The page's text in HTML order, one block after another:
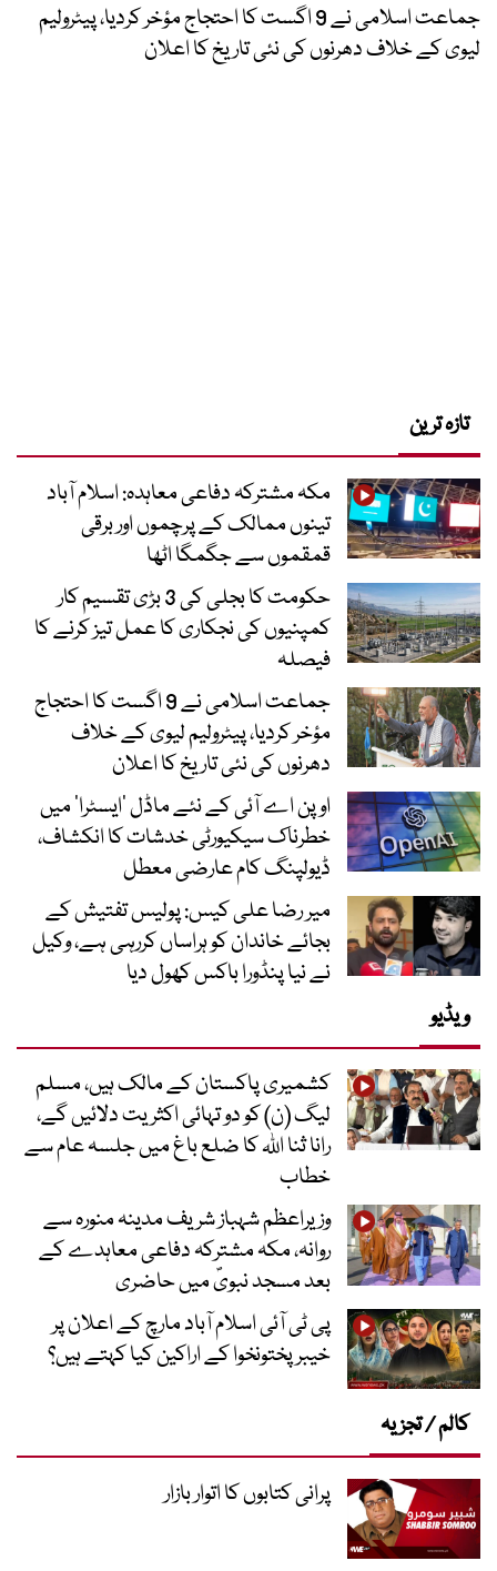
جماعت اسلامی نے 9 اگست کا احتجاج مؤخر کردیا، پیٹرولیم
لیوی کے خلاف دھرنوں کی نئی تاریخ کا اعلان
تازہ ترین
مکہ مشترکہ دفاعی معاہدہ: اسلام آباد
تینوں ممالک کے پرچموں اور برقی
قمقموں سے جگمگا اٹھا
حکومت کا بجلی کی 3 بڑی تقسیم کار
کمپنیوں کی نجکاری کا عمل تیز کرنے کا
فیصلہ
جماعت اسلامی نے 9 اگست کا احتجاج
مؤخر کردیا، پیٹرولیم لیوی کے خلاف
دھرنوں کی نئی تاریخ کا اعلان
اوپن اے آئی کے نئے ماڈل ’ایسٹرا‘ میں
خطرناک سیکیورٹی خدشات کا انکشاف،
ڈیولپنگ کام عارضی معطل
میر رضا علی کیس: پولیس تفتیش کے
بجائے خاندان کو ہراساں کررہی ہے، وکیل
نے نیا پنڈورا باکس کھول دیا
ویڈیو
کشمیری پاکستان کے مالک ہیں، مسلم
لیگ (ن) کو دو تہائی اکثریت دلائیں گے،
رانا ثنا اللہ کا ضلع باغ میں جلسہ عام سے
خطاب
وزیراعظم شہباز شریف مدینہ منورہ سے
روانہ، مکہ مشترکہ دفاعی معاہدے کے
بعد مسجد نبویؐ میں حاضری
پی ٹی آئی اسلام آباد مارچ کے اعلان پر
خیبر پختونخوا کے اراکین کیا کہتے ہیں؟
کالم / تجزیہ
پرانی کتابوں کا اتوار بازار